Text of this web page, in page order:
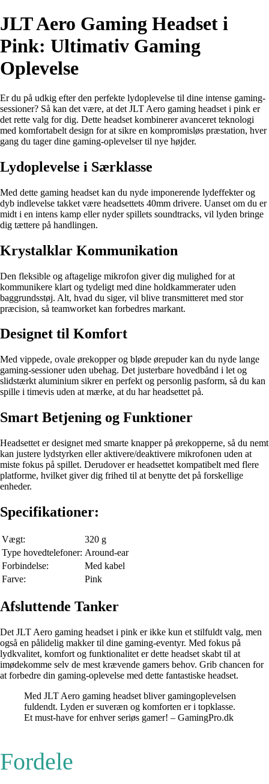
JLT Aero Gaming Headset i
Pink: Ultimativ Gaming
Oplevelse
Er du på udkig efter den perfekte lydoplevelse til dine intense gaming-
sessioner? Så kan det være, at det JLT Aero gaming headset i pink er
det rette valg for dig. Dette headset kombinerer avanceret teknologi
med komfortabelt design for at sikre en kompromisløs præstation, hver
gang du tager dine gaming-oplevelser til nye højder.
Lydoplevelse i Særklasse
Med dette gaming headset kan du nyde imponerende lydeffekter og
dyb indlevelse takket være headsettets 40mm drivere. Uanset om du er
midt i en intens kamp eller nyder spillets soundtracks, vil lyden bringe
dig tættere på handlingen.
Krystalklar Kommunikation
Den fleksible og aftagelige mikrofon giver dig mulighed for at
kommunikere klart og tydeligt med dine holdkammerater uden
baggrundsstøj. Alt, hvad du siger, vil blive transmitteret med stor
præcision, så teamworket kan forbedres markant.
Designet til Komfort
Med vippede, ovale ørekopper og bløde ørepuder kan du nyde lange
gaming-sessioner uden ubehag. Det justerbare hovedbånd i let og
slidstærkt aluminium sikrer en perfekt og personlig pasform, så du kan
spille i timevis uden at mærke, at du har headsettet på.
Smart Betjening og Funktioner
Headsettet er designet med smarte knapper på ørekopperne, så du nemt
kan justere lydstyrken eller aktivere/deaktivere mikrofonen uden at
miste fokus på spillet. Derudover er headsettet kompatibelt med flere
platforme, hvilket giver dig frihed til at benytte det på forskellige
enheder.
Specifikationer:
Vægt:
320 g
Type hovedtelefoner: Around-ear
Forbindelse:
Med kabel
Farve:
Pink
Afsluttende Tanker
Det JLT Aero gaming headset i pink er ikke kun et stilfuldt valg, men
også en pålidelig makker til dine gaming-eventyr. Med fokus på
lydkvalitet, komfort og funktionalitet er dette headset skabt til at
imødekomme selv de mest krævende gamers behov. Grib chancen for
at forbedre din gaming-oplevelse med dette fantastiske headset.
Med JLT Aero gaming headset bliver gamingoplevelsen
fuldendt. Lyden er suveræn og komforten er i topklasse.
Et must-have for enhver seriøs gamer! – GamingPro.dk
Fordele